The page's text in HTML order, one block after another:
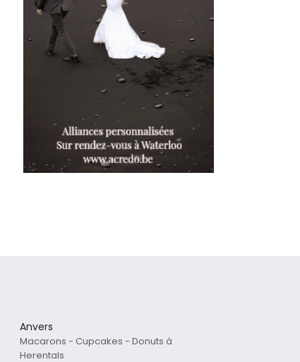
Anvers
Macarons - Cupcakes - Donuts à
Herentals